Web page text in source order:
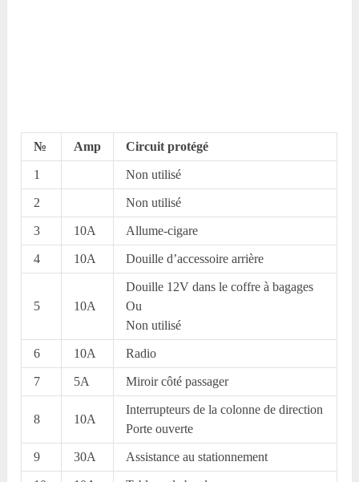
№ Amp Circuit protégé
1 Non utilisé
2 Non utilisé
3 10A Allume-cigare
4 10A Douille d’accessoire arrière
5 10A
Douille 12V dans le coffre à bagages
Ou
Non utilisé
6 10A Radio
7 5A Miroir côté passager
8 10A
Interrupteurs de la colonne de direction
Porte ouverte
9 30A Assistance au stationnement